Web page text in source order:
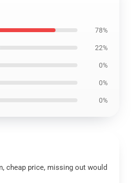
78%
22%
0%
0%
0%
cheap price, missing out would